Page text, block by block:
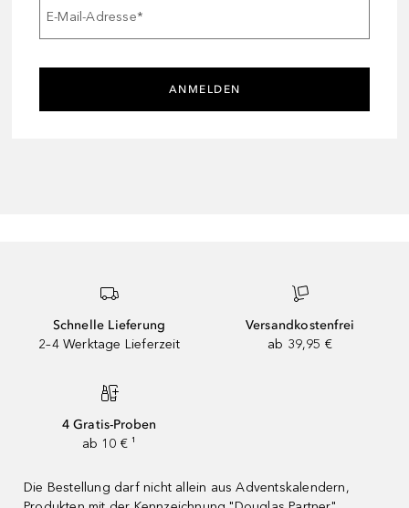
E-Mail-Adresse*
ANMELDEN
Schnelle Lieferung
2–4 Werktage Lieferzeit
Versandkostenfrei
ab 39,95 €
4 Gratis-Proben
ab 10 € ¹
Die Bestellung darf nicht allein aus Adventskalendern,